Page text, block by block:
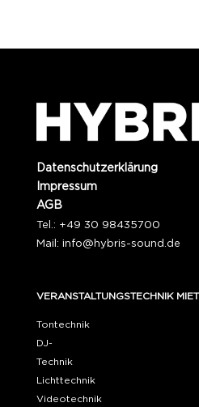
Datenschutzerklärung
Impressum
AGB
Tel.: +49 30 98435700
Mail: info@hybris-sound.de
VERANSTALTUNGSTECHNIK
Tontechnik
DJ-
Lichttechnik
Videotechnik